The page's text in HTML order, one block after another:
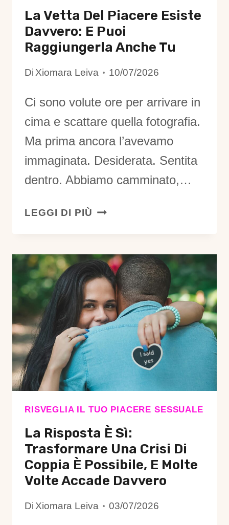
La Vetta Del Piacere Esiste
Davvero: E Puoi
Raggiungerla Anche Tu
DiXiomara Leiva 10/07/2026
Ci sono volute ore per arrivare in
cima e scattare quella fotografia.
Ma prima ancora l’avevamo
immaginata. Desiderata. Sentita
dentro. Abbiamo camminato,…
LEGGI DI PIÙ LA
PIACERE
ESISTE
DAVVERO:
E
PUOI
RAGGIUNGERLA
ANCHE
TU
RISVEGLIA IL TUO PIACERE SESSUALE
La Risposta È Sì:
Trasformare Una Crisi Di
Coppia È Possibile, E Molte
Volte Accade Davvero
Di Xiomara Leiva 03/07/2026